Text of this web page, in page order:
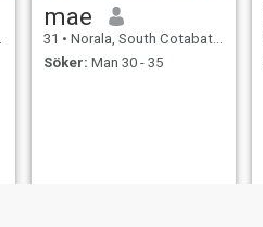
mae
31 • Norala, South Cotabato, Filippinerna
Söker: Man 30 - 35